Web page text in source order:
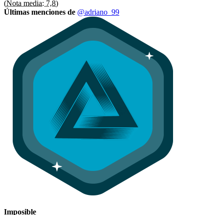
(Nota media: 7,8)
Últimas menciones de @adriano_99
Imposible